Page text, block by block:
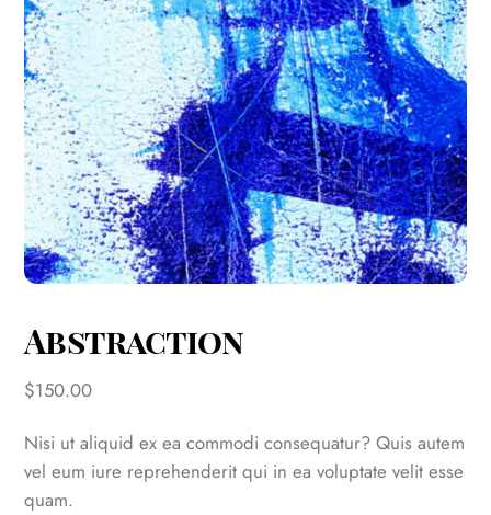
Abstraction
$150.00
Nisi ut aliquid ex ea commodi consequatur? Quis autem
vel eum iure reprehenderit qui in ea voluptate velit esse
quam.